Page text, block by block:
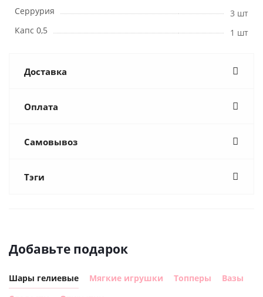
Серрурия
3 шт
Капс 0,5
1 шт
Доставка
Оплата
Самовывоз
Тэги
Добавьте подарок
Шары гелиевые Мягкие игрушки Топперы
Вазы